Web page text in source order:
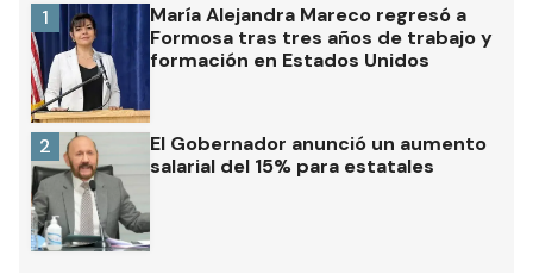
María Alejandra Mareco regresó a
Formosa tras tres años de trabajo y
formación en Estados Unidos
1
El Gobernador anunció un aumento
salarial del 15% para estatales
2